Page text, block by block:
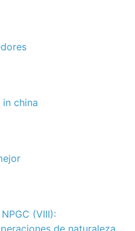
china
(VIII):